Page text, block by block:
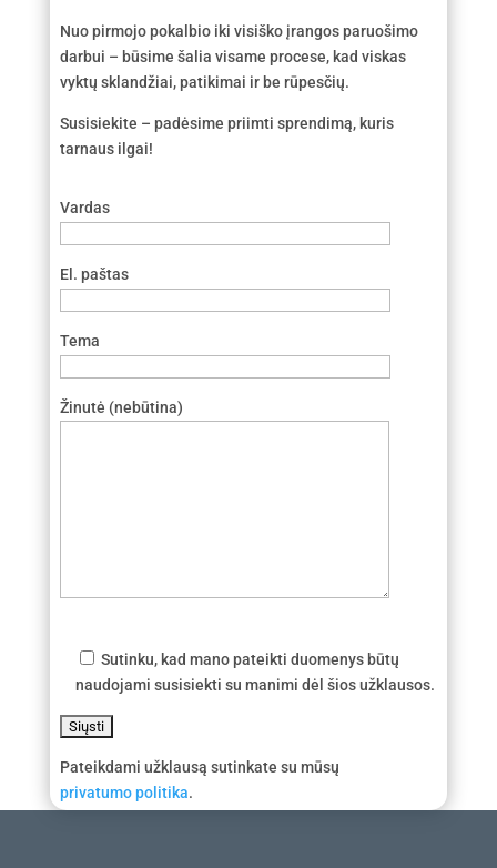
Nuo pirmojo pokalbio iki visiško įrangos paruošimo
darbui – būsime šalia visame procese, kad viskas
vyktų sklandžiai, patikimai ir be rūpesčių.
Susisiekite – padėsime priimti sprendimą, kuris
tarnaus ilgai!
Vardas
El. paštas
Tema
Žinutė (nebūtina)
Sutinku, kad mano pateikti duomenys būtų
naudojami susisiekti su manimi dėl šios užklausos.
Pateikdami užklausą sutinkate su mūsų
privatumo politika.